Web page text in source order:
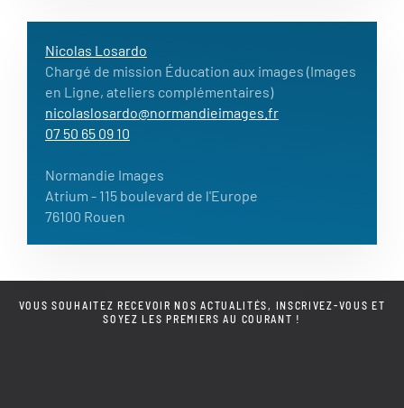
Nicolas Losardo
Chargé de mission Éducation aux images (Images
en Ligne, ateliers complémentaires)
nicolaslosardo@normandieimages.fr
07 50 65 09 10
Normandie Images
Atrium - 115 boulevard de l'Europe
76100 Rouen
VOUS SOUHAITEZ RECEVOIR NOS ACTUALITÉS, INSCRIVEZ-VOUS ET
SOYEZ LES PREMIERS AU COURANT !